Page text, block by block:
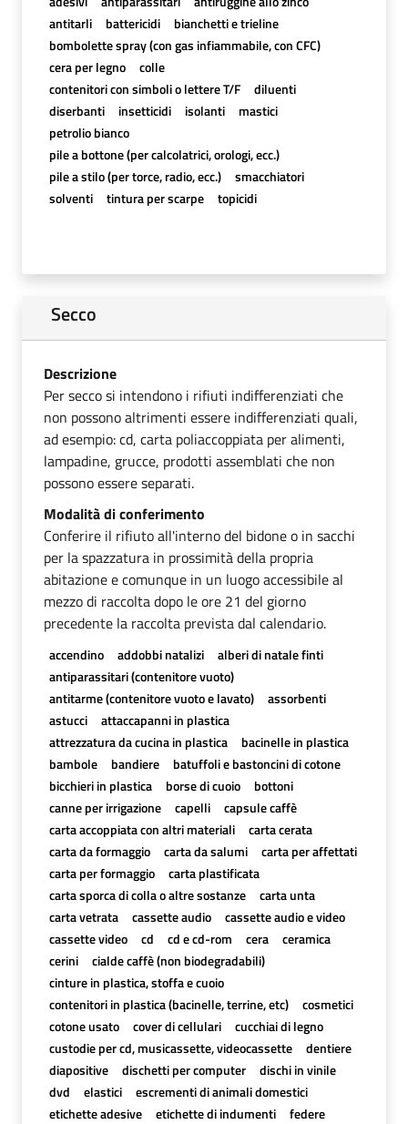
antitarli
battericidi
bianchetti e trieline
bombolette spray (con gas infiammabile, con CFC)
cera per legno
colle
contenitori con simboli o lettere T/F
diluenti
diserbanti
insetticidi isolanti
mastici
petrolio bianco
pile a bottone (per calcolatrici, orologi, ecc.)
pile a stilo (per torce, radio, ecc.)
smacchiatori
solventi
tintura per scarpe topicidi
Secco
Descrizione
Per secco si intendono i rifiuti indifferenziati che
non possono altrimenti essere indifferenziati quali,
ad esempio: cd, carta poliaccoppiata per alimenti,
lampadine, grucce, prodotti assemblati che non
possono essere separati.
Modalità di conferimento
Conferire il rifiuto all'interno del bidone o in sacchi
per la spazzatura in prossimità della propria
abitazione e comunque in un luogo accessibile al
mezzo di raccolta dopo le ore 21 del giorno
precedente la raccolta prevista dal calendario.
accendino addobbi natalizi
alberi di natale finti
antiparassitari (contenitore vuoto)
antitarme (contenitore vuoto e lavato)
assorbenti
astucci
attaccapanni in plastica
attrezzatura da cucina in plastica
bacinelle in plastica
bambole
bandiere
batuffoli e bastoncini di cotone
bicchieri in plastica
borse di cuoio
bottoni
canne per irrigazione
capelli
capsule caffè
carta accoppiata con altri materiali
carta cerata
carta da formaggio
carta da salumi
carta per affettati
carta per formaggio
carta plastificata
carta sporca di colla o altre sostanze
carta unta
carta vetrata
cassette audio
cassette audio e video
cassette video
cd cd e cd-rom cera
ceramica
cerini
cialde caffè (non biodegradabili)
cinture in plastica, stoffa e cuoio
contenitori in plastica (bacinelle, terrine, etc)
cosmetici
cotone usato
cover di cellulari
cucchiai di legno
custodie per cd, musicassette, videocassette
dentiere
diapositive
dischetti per computer
dischi in vinile
dvd
elastici
escrementi di animali domestici
etichette adesive
etichette di indumenti
federe